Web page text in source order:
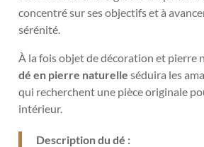
concentré sur ses objectifs et à
sérénité.
À la fois objet de décoration et pierre
dé en pierre naturelle séduira les
qui recherchent une pièce originale
intérieur.
Description du dé :